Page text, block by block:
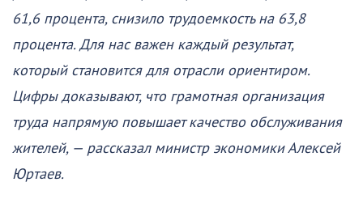
61,6 процента, снизило трудоемкость на 63,8
процента. Для нас важен каждый результат,
который становится для отрасли ориентиром.
Цифры доказывают, что грамотная организация
труда напрямую повышает качество обслуживания
жителей, — рассказал министр экономики Алексей
Юртаев.